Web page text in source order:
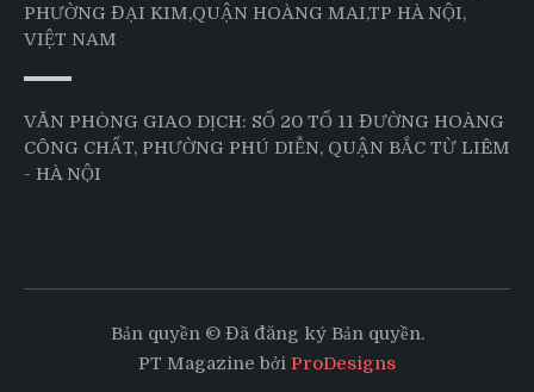
PHƯỜNG ĐẠI KIM,QUẬN HOÀNG MAI,TP HÀ NỘI,
VIỆT NAM
VĂN PHÒNG GIAO DỊCH: SỐ 20 TỔ 11 ĐƯỜNG HOÀNG
CÔNG CHẤT, PHƯỜNG PHÚ DIỄN, QUẬN BẮC TỪ LIÊM
- HÀ NỘI
Bản quyền © Đã đăng ký Bản quyền.
PT Magazine bởi ProDesigns